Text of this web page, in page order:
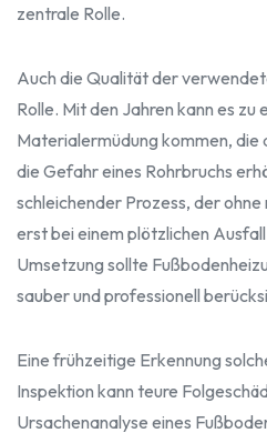
zentrale Rolle.
Auch die Qualität der
Rolle. Mit den Jahren kann es zu
Materialermüdung kommen, die
die Gefahr eines Rohrbruchs
schleichender Prozess, der
erst bei einem plötzlichen
Umsetzung sollte
sauber und professionell
Eine frühzeitige Erkennung
Inspektion kann teure
Ursachenanalyse eines